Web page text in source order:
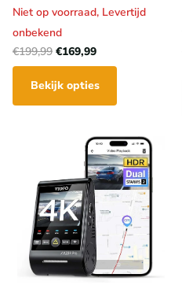
Niet op voorraad, Levertijd
onbekend
€199,99 €169,99
Bekijk opties